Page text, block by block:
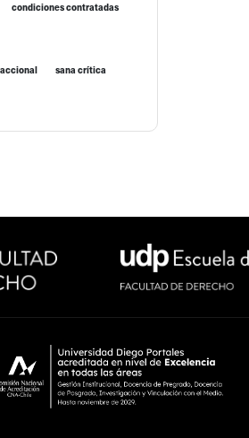
condiciones contratadas
sana crítica